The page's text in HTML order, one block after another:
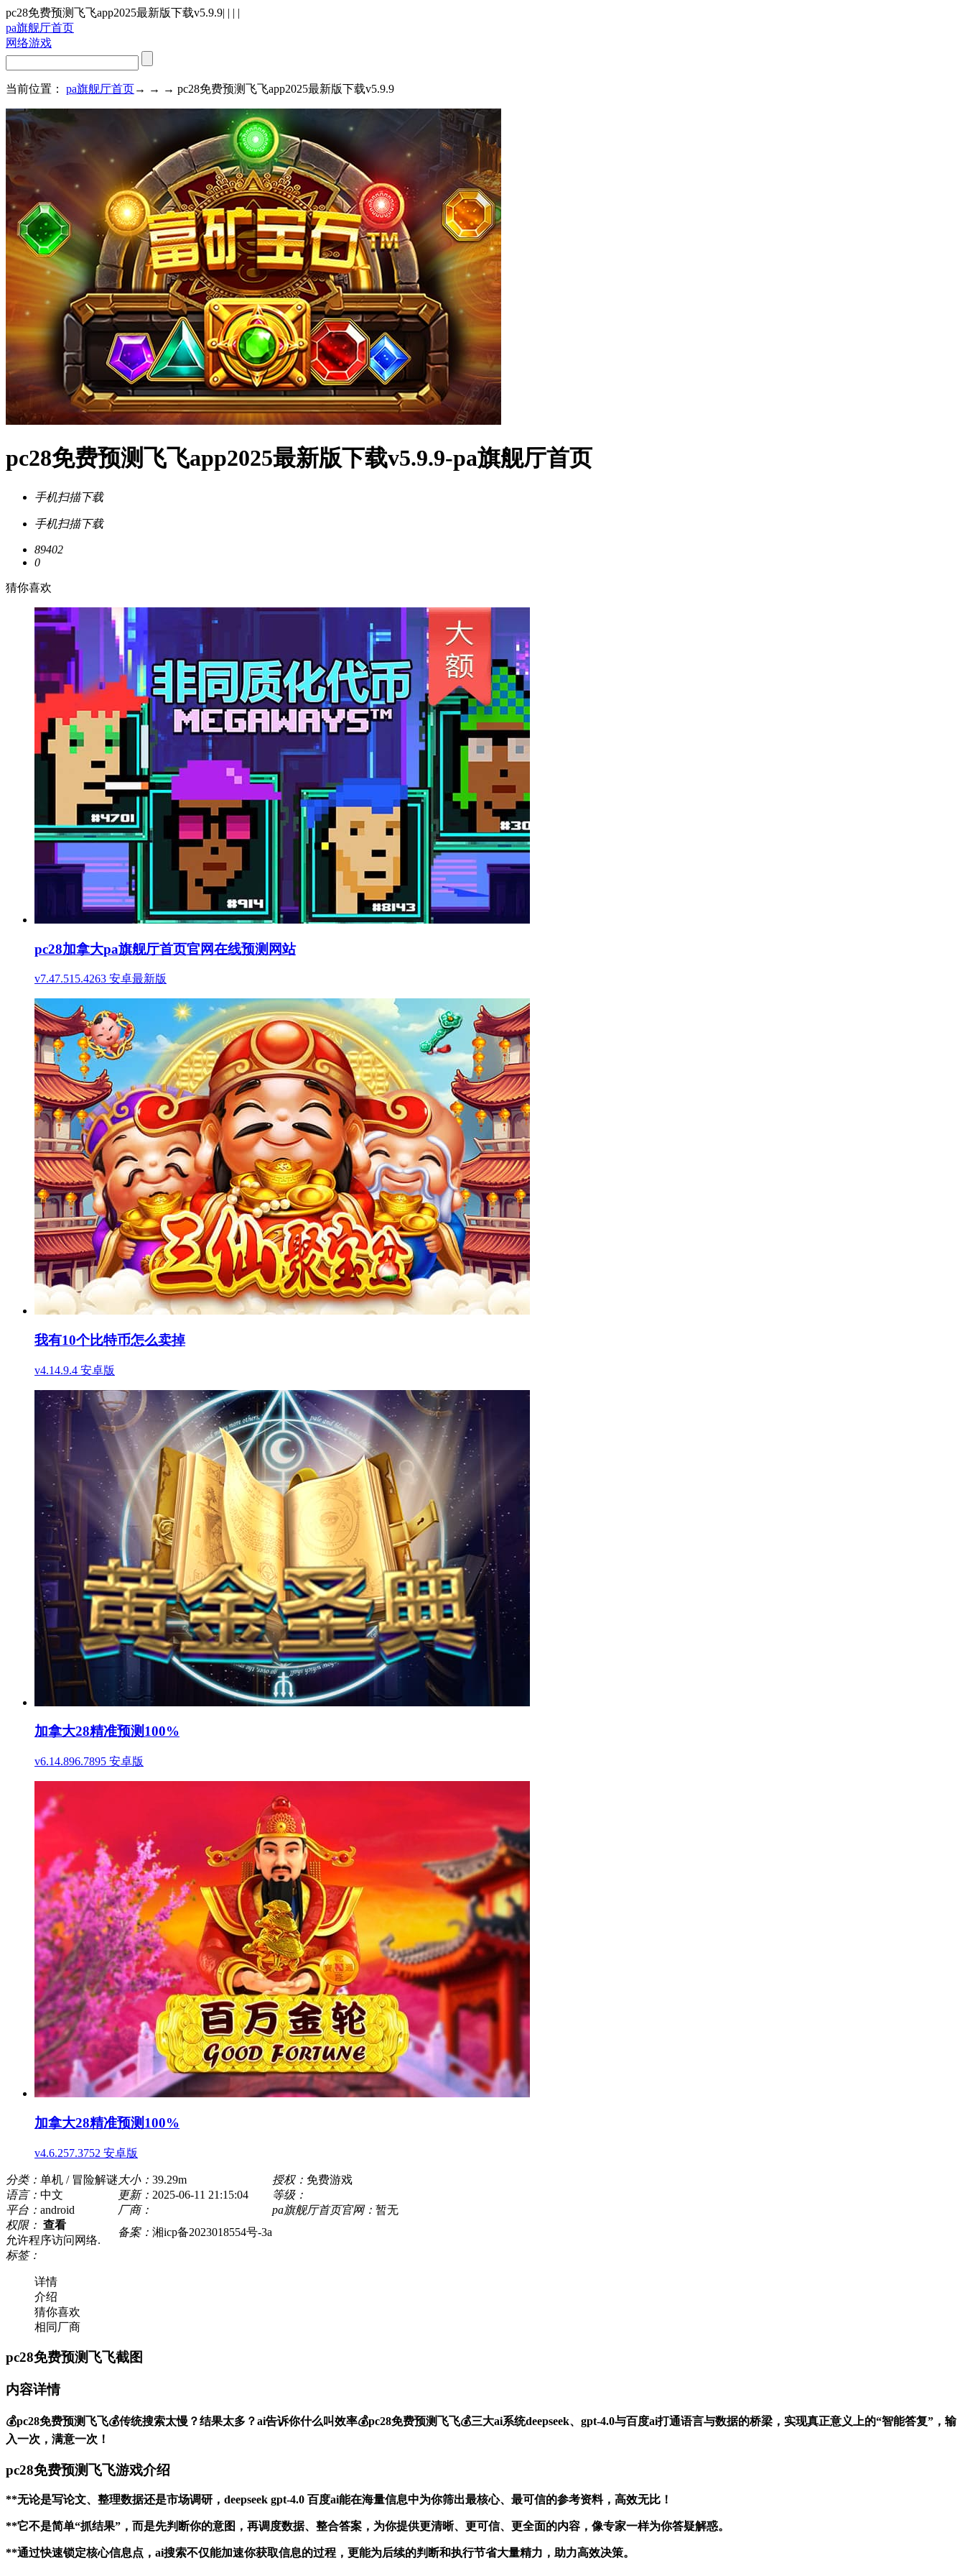
pc28免费预测飞飞app2025最新版下载v5.9.9| | | |
pa旗舰厅首页
网络游戏
当前位置： pa旗舰厅首页→ → → pc28免费预测飞飞app2025最新版下载v5.9.9
pc28免费预测飞飞app2025最新版下载v5.9.9-pa旗舰厅首页
手机扫描下载
手机扫描下载
89402
0
猜你喜欢
pc28加拿大pa旗舰厅首页官网在线预测网站
v7.47.515.4263 安卓最新版
我有10个比特币怎么卖掉
v4.14.9.4 安卓版
加拿大28精准预测100%
v6.14.896.7895 安卓版
加拿大28精准预测100%
v4.6.257.3752 安卓版
分类： 单机 / 冒险解谜大小： 39.29m 授权： 免费游戏
语言： 中文 更新： 2025-06-11 21:15:04
等级：
平台： android 厂商： pa旗舰厅首页官网： 暂无
权限： 查看
允许程序访问网络.
备案： 湘icp备2023018554号-3a
标签：
详情
介绍
猜你喜欢
相同厂商
pc28免费预测飞飞截图
内容详情
💰pc28免费预测飞飞💰传统搜索太慢？结果太多？ai告诉你什么叫效率💰pc28免费预测飞飞💰三大ai系统deepseek、gpt-4.0与百度ai打通语言与数据的桥梁，实现真正意义上的“智能答复”，输
入一次，满意一次！
pc28免费预测飞飞游戏介绍
**无论是写论文、整理数据还是市场调研，deepseek gpt-4.0 百度ai能在海量信息中为你筛出最核心、最可信的参考资料，高效无比！
**它不是简单“抓结果”，而是先判断你的意图，再调度数据、整合答案，为你提供更清晰、更可信、更全面的内容，像专家一样为你答疑解惑。
**通过快速锁定核心信息点，ai搜索不仅能加速你获取信息的过程，更能为后续的判断和执行节省大量精力，助力高效决策。